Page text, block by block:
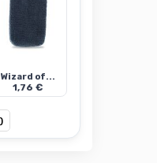
Wizard of...
1,76 €